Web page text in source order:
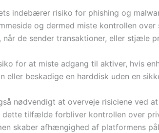
indebærer risiko for phishing og
og dermed miste kontrollen
når de sender transaktioner, eller stjæle
for at miste adgang til aktiver, hvis
eller beskadige en harddisk uden en
nødvendigt at overveje risiciene ved
dette tilfælde forbliver kontrollen over
skaber afhængighed af platformens